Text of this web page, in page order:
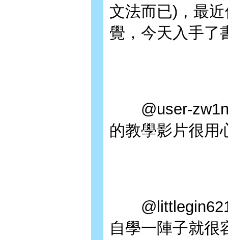
文法而已)，最
覺，今天入手了
@user-
的教學影片很用
自學一陣子就很